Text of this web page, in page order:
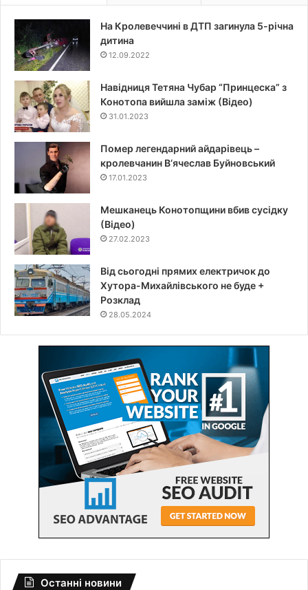
На Кролевеччині в ДТП загинула 5-річна
дитина
12.09.2022
Навідниця Тетяна Чубар “Принцеска” з
Конотопа вийшла заміж (Відео)
31.01.2023
Помер легендарний айдарівець –
кролевчанин В‘ячеслав Буйновський
17.01.2023
Мешканець Конотопщини вбив сусідку
(Відео)
27.02.2023
Від сьогодні прямих електричок до
Хутора-Михайлівського не буде +
Розклад
28.05.2024
Останні новини